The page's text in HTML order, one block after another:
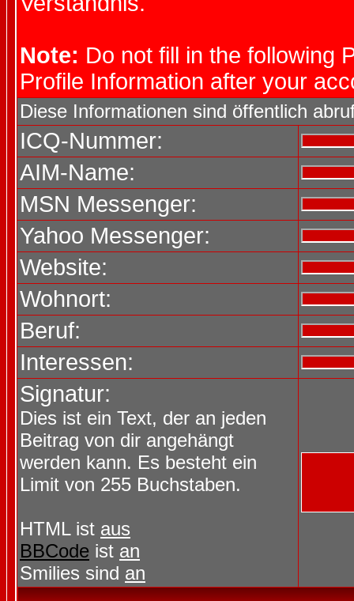
Note: Do not fill in the following
Profile Information after your
Diese Informationen sind öffentlich
ICQ-Nummer:
AIM-Name:
MSN Messenger:
Yahoo Messenger:
Website:
Wohnort:
Beruf:
Interessen:
Signatur:
Dies ist ein Text, der an jeden
Beitrag von dir angehängt
werden kann. Es besteht ein
Limit von 255 Buchstaben.
HTML ist aus
BBCode ist an
Smilies sind an